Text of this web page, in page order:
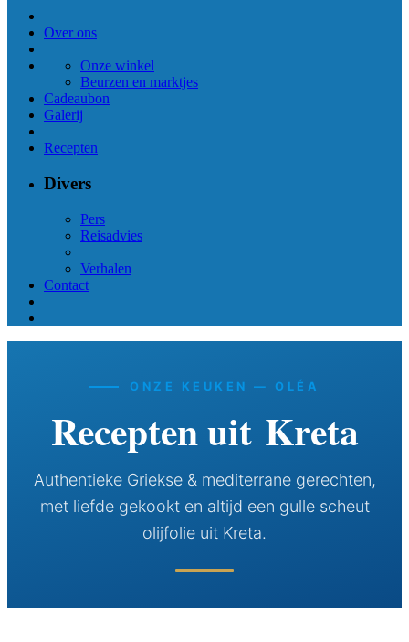
Over ons
Onze winkel
Beurzen en marktjes
Cadeaubon
Galerij
Recepten
Divers
Pers
Reisadvies
Verhalen
Contact
ONZE KEUKEN — OLÉA
Recepten uit Kreta
Authentieke Griekse & mediterrane gerechten,
met liefde gekookt en altijd een gulle scheut
olijfolie uit Kreta.